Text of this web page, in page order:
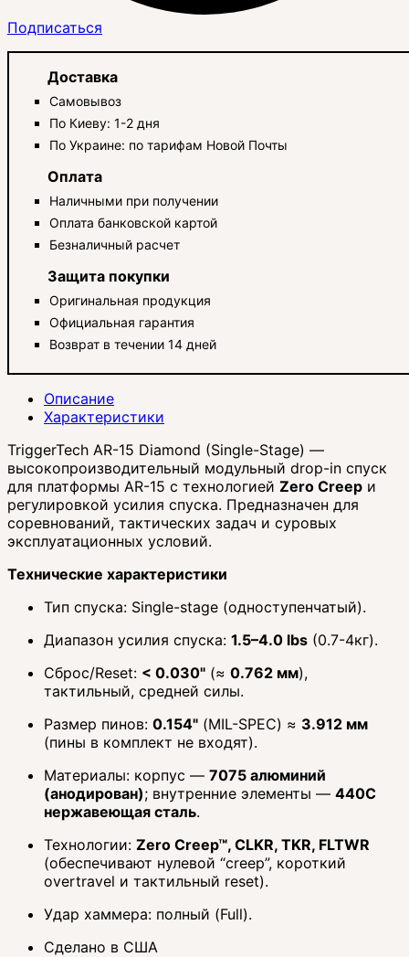
Подписаться
Доставка
Самовывоз
По Киеву: 1-2 дня
По Украине: по тарифам Новой Почты
Оплата
Наличными при получении
Оплата банковской картой
Безналичный расчет
Защита покупки
Оригинальная продукция
Официальная гарантия
Возврат в течении 14 дней
Описание
Характеристики
TriggerTech AR-15 Diamond (Single-Stage) —
высокопроизводительный модульный drop-in спуск
для платформы AR-15 с технологией Zero Creep и
регулировкой усилия спуска. Предназначен для
соревнований, тактических задач и суровых
эксплуатационных условий.
Технические характеристики
Тип спуска: Single-stage (одноступенчатый).
Диапазон усилия спуска: 1.5–4.0 lbs (0.7-4кг).
Сброс/Reset: < 0.030" (≈ 0.762 мм),
тактильный, средней силы.
Размер пинов: 0.154" (MIL-SPEC) ≈ 3.912 мм
(пины в комплект не входят).
Материалы: корпус — 7075 алюминий
(анодирован); внутренние элементы — 440C
нержавеющая сталь.
Технологии: Zero Creep™, CLKR, TKR, FLTWR
(обеспечивают нулевой “creep”, короткий
overtravel и тактильный reset).
Удар хаммера: полный (Full).
Сделано в США